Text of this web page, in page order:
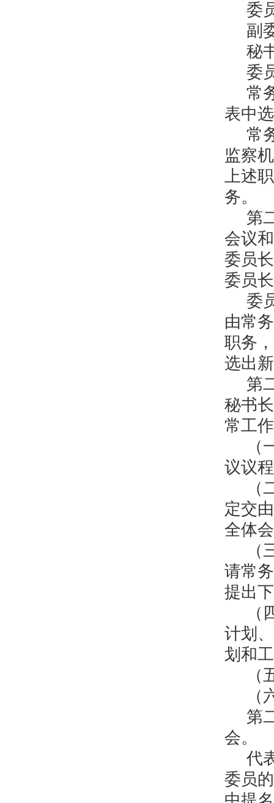
委
副
秘
委
常
表中
常
监察
上述
务。
第
会议
委员
委员
委
由常
职务
选出
第
秘书
常工
议议
定交
全体
请常
提出
计划
划和
第
会。
代
委员